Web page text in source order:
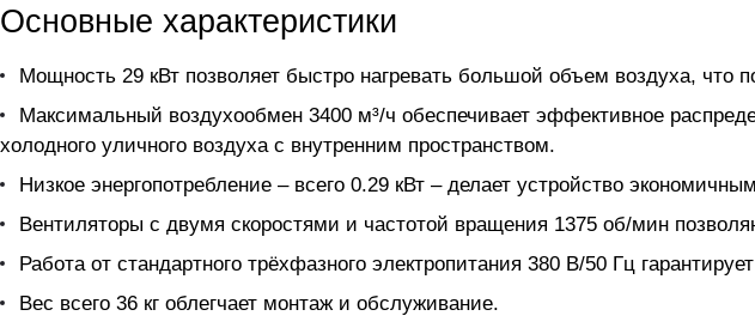
Основные характеристики
Мощность 29 кВт позволяет быстро нагревать большой объем воздуха,
Максимальный воздухообмен 3400 м³/ч обеспечивает эффективное
холодного уличного воздуха с внутренним пространством.
Низкое энергопотребление – всего 0.29 кВт – делает устройство
Вентиляторы с двумя скоростями и частотой вращения 1375 об/мин
Работа от стандартного трёхфазного электропитания 380 В/50 Гц
Вес всего 36 кг облегчает монтаж и обслуживание.